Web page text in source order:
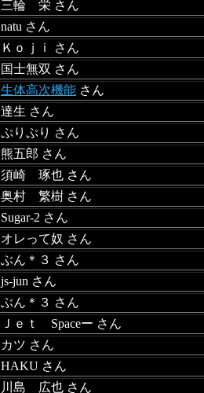
三輪 栄 さん
natu さん
Ｋｏｊｉ さん
国士無双 さん
生体高次機能 さん
達生 さん
ぷりぷり さん
熊五郎 さん
須崎 琢也 さん
奥村 繁樹 さん
Sugar-2 さん
オレって奴 さん
ぶん＊３ さん
js-jun さん
ぶん＊３ さん
Ｊｅｔ Spaceー さん
カツ さん
HAKU さん
川島 広也 さん